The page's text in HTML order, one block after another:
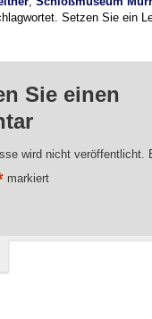
Setzen Sie ein
Sie einen
wird nicht veröffentlicht.
markiert